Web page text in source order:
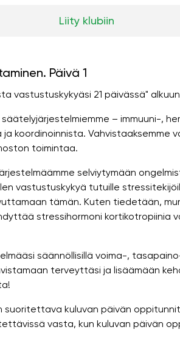
Liity klubiin
Päivä 1
vastustuskykyäsi 21 päivässä"
– immuuni-,
koordinoinnista. Vahvistaaksemme
toimintaa.
selviytymään
vastustuskykyä tutuille
tämän. Kuten tiedetään,
stressihormoni kortikotropiinia
säännöllisillä voima-,
terveyttäsi ja lisäämään
kuluvan päivän
vasta, kun kuluvan päivän